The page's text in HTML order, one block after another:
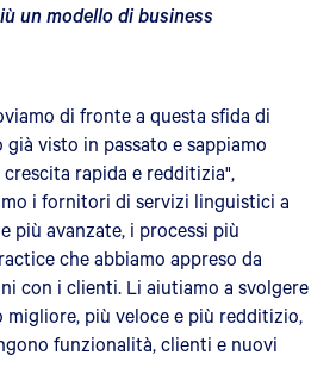
un modello di business
di fronte a questa sfida di
visto in passato e sappiamo
rapida e redditizia",
i fornitori di servizi linguistici a
più avanzate, i processi più
che abbiamo appreso da
con i clienti. Li aiutiamo a svolgere
più veloce e più redditizio,
funzionalità, clienti e nuovi